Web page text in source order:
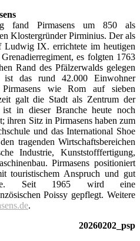
fand Pirmasens um 850 als
Klostergründer Pirminius. Der als
Ludwig IX. errichtete im heutigen
es folgten 1763
Rand des Pfälzerwalds gelegen
das rund 42.000 Einwohner
Pirmasens wie Rom auf sieben
galt die Stadt als Zentrum der
ist in dieser Branche heute noch
Sitz in Pirmasens haben zum
und das International Shoe
tragenden Wirtschaftsbereichen
Industrie, Kunststofffertigung,
Pirmasens positioniert
touristischem Anspruch und gut
Seit 1965 wird eine
Poissy gepflegt. Weitere
.
20260202_psp